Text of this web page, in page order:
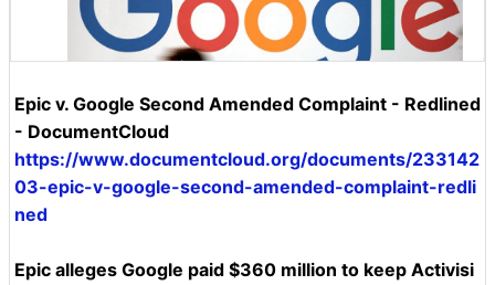
Epic v. Google Second Amended Complaint - Redlined
- DocumentCloud
https://www.documentcloud.org/documents/233142
03-epic-v-google-second-amended-complaint-redli
ned
Epic alleges Google paid $360 million to keep Activisi